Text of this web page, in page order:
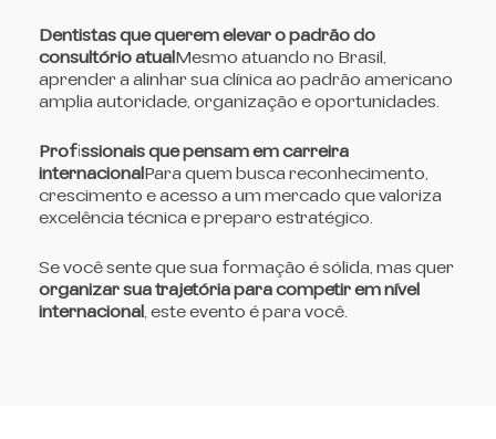
Dentistas que querem elevar o padrão do
consultório atualMesmo atuando no Brasil,
aprender a alinhar sua clínica ao padrão americano
amplia autoridade, organização e oportunidades.
Profissionais que pensam em carreira
internacionalPara quem busca reconhecimento,
crescimento e acesso a um mercado que valoriza
excelência técnica e preparo estratégico.
Se você sente que sua formação é sólida, mas quer
organizar sua trajetória para competir em nível
internacional, este evento é para você.